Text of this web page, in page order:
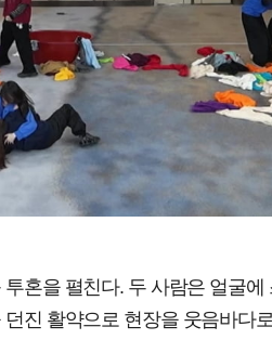
혼을 펼친다. 두 사람은 얼굴
진 활약으로 현장을 웃음바다